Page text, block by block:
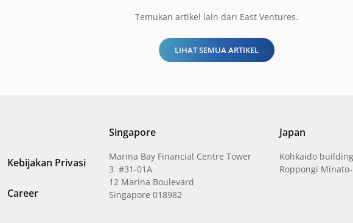
Temukan artikel lain dari East Ventures.
LIHAT SEMUA ARTIKEL
Kebijakan Privasi
Career
Singapore
Marina Bay Financial Centre Tower
3 #31-01A
12 Marina Boulevard
Singapore 018982
Japan
Kohkaido
Roppongi